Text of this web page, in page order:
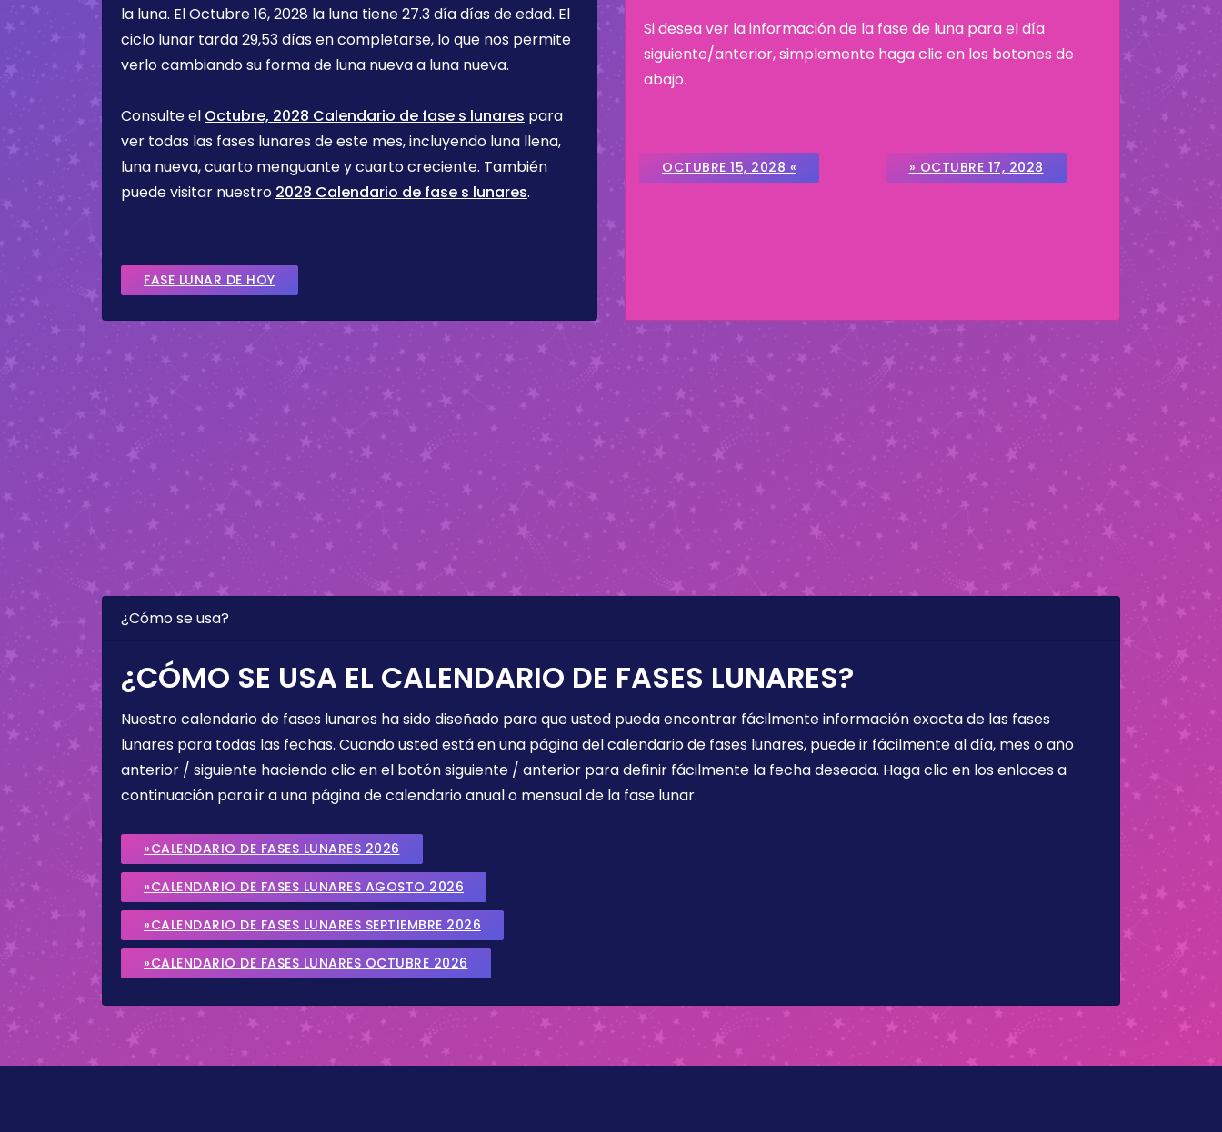
la luna. ElOctubre 16, 2028 la luna tiene27.3 díadías de edad. El
ciclo lunar tarda 29,53 días en completarse, lo que nos permite
verlo cambiando su forma de luna nueva a luna nueva.
Consulte el Octubre, 2028 Calendario de fase s lunares para
ver todas las fases lunares de este mes, incluyendo luna llena,
luna nueva, cuarto menguante y cuarto creciente. También
puede visitar nuestro 2028 Calendario de fase s lunares.
FASE LUNAR DE HOY
Si desea ver la información de la fase de luna para el día
siguiente/anterior, simplemente haga clic en los botones de
abajo.
OCTUBRE 15, 2028 « » OCTUBRE 17, 2028
¿Cómo se usa?
¿CÓMO SE USA EL CALENDARIO DE FASES LUNARES?
Nuestro calendario de fases lunares ha sido diseñado para que usted pueda encontrar fácilmente información exacta de las fases
lunares para todas las fechas. Cuando usted está en una página del calendario de fases lunares, puede ir fácilmente al día, mes o año
anterior / siguiente haciendo clic en el botón siguiente / anterior para definir fácilmente la fecha deseada. Haga clic en los enlaces a
continuación para ir a una página de calendario anual o mensual de la fase lunar.
»CALENDARIO DE FASES LUNARES 2026
»CALENDARIO DE FASES LUNARES AGOSTO 2026
»CALENDARIO DE FASES LUNARES SEPTIEMBRE 2026
»CALENDARIO DE FASES LUNARES OCTUBRE 2026